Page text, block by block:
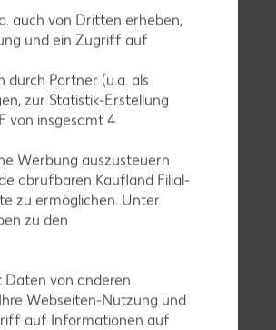
15 Min.
in Mehl
in Spalten
auch von Dritten erheben,
und ein Zugriff auf
Partner (u.a. als
zur Statistik-Erstellung
von insgesamt4
Werbung auszusteuern
abrufbaren Kaufland Filial-
zu ermöglichen. Unter
zu den
von anderen
Webseiten-Nutzung und
auf Informationen auf